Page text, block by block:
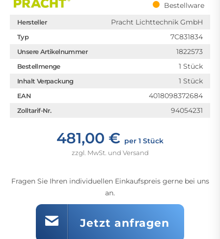
Bestellware
Hersteller Pracht Lichttechnik GmbH
Typ 7C831834
Unsere Artikelnummer 1822573
Bestellmenge 1 Stück
Inhalt Verpackung 1 Stück
EAN 4018098372684
Zolltarif-Nr. 94054231
481,00 € per 1 Stück
zzgl. MwSt. und Versand
Fragen Sie Ihren individuellen Einkaufspreis gerne bei uns
an.
Jetzt anfragen